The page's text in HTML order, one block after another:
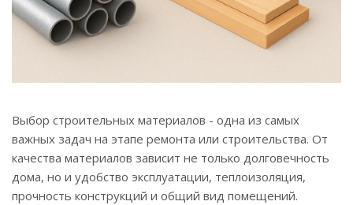
Выбор строительных материалов - одна из самых
важных задач на этапе ремонта или строительства. От
качества материалов зависит не только долговечность
дома, но и удобство эксплуатации, теплоизоляция,
прочность конструкций и общий вид помещений.